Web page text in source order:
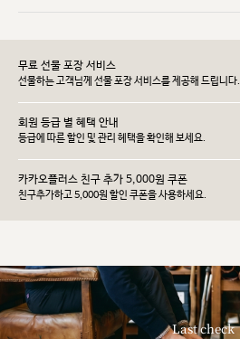
무료 선물 포장 서비스
선물하는 고객님께 선물 포장 서비스를 제공해 드립니다.
회원 등급 별 혜택 안내
등급에 따른 할인 및 관리 헤택을 확인해 보세요.
카카오플러스 친구 추가 5,000원 쿠폰
친구추가하고 5,000원 할인 쿠폰을 사용하세요.
Last check